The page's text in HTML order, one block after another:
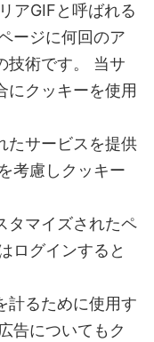
アGIFと呼ばれる
ージに何回のア
技術です。 当サ
にクッキーを使用
たサービスを提供
考慮しクッキー
タマイズされたペ
ログインすると
計るために使用す
告についてもク